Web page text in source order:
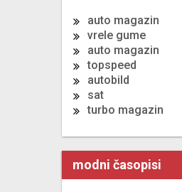
auto magazin
vrele gume
auto magazin
topspeed
autobild
sat
turbo magazin
modni časopisi